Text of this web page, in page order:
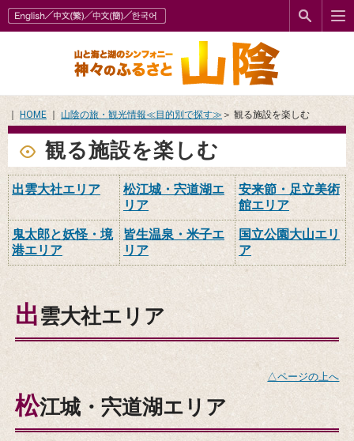
HOME 山陰の旅・観光情報≪目的別で探す≫ ＞ 観る施設を楽しむ
観る施設を楽しむ
出雲大社エリア
松江城・宍道湖エ
リア
安来節・足立美術
館エリア
鬼太郎と妖怪・境
港エリア
皆生温泉・米子エ
リア
国立公園大山エリ
ア
出雲大社エリア
△ページの上へ
松江城・宍道湖エリア